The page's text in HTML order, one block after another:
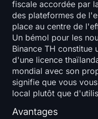
fiscale accordée par
des plateformes de
place au centre de
Un bémol pour les
Binance TH constitue
d'une licence
mondial avec son
signifie que vous
local plutôt que
Avantages